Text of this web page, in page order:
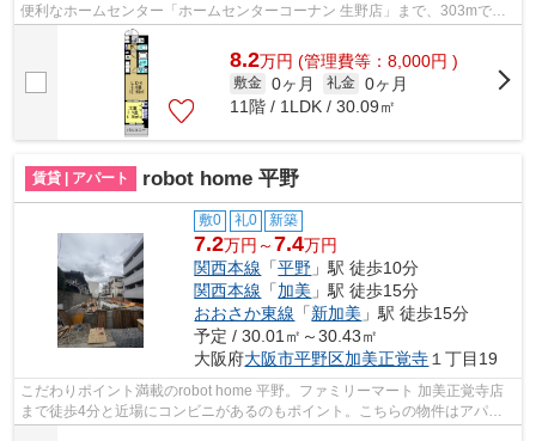
便利なホームセンター「ホームセンターコーナン 生野店」まで、303mで
す。通風良好の涼しく気持ちの良い空間を...
8.2万円 (管理費等：8,000円 )
敷金 0ヶ月 礼金 0ヶ月
11階 / 1LDK / 30.09㎡
賃貸 | アパート robot home 平野
敷0 礼0 新築
7.2万円～7.4万円
関西本線 「平野 」駅 徒歩10分
関西本線 「加美 」駅 徒歩15分
おおさか東線 「新加美 」駅 徒歩15分
予定 / 30.01㎡～30.43㎡
大阪府大阪市平野区加美正覚寺 １丁目19
こだわりポイント満載のrobot home 平野。ファミリーマート 加美正覚寺店
まで徒歩4分と近場にコンビニがあるのもポイント。こちらの物件はアパー
トです。こだわりの条件として多い、駅...